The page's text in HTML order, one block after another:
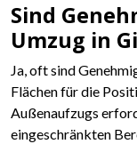
Sind
Umzug in
Ja, oft sind
Flächen für die
Außenaufzugs
eingeschränkten